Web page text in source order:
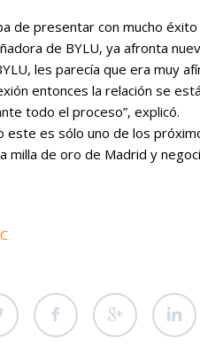
de presentar con mucho
de BYLU, ya afronta
les parecía que era muy
entonces la relación se
todo el proceso”, explicó.
este es sólo uno de los
milla de oro de Madrid y